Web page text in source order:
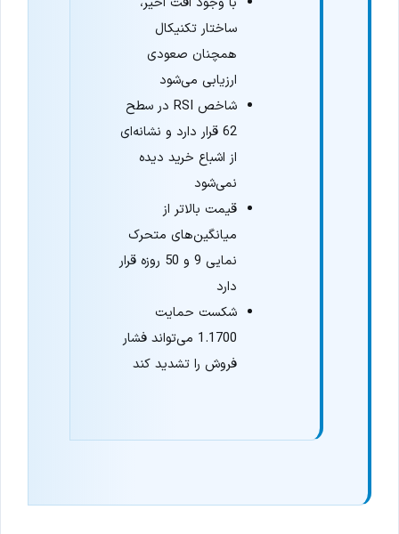
ساختار تکنیکال
همچنان صعودی
ارزیابی می‌شود
شاخص RSI در سطح
62 قرار دارد و نشانه‌ای
از اشباع خرید دیده
نمی‌شود
قیمت بالاتر از
میانگین‌های متحرک
نمایی 9 و 50 روزه قرار
دارد
شکست حمایت
1.1700 می‌تواند فشار
فروش را تشدید کند